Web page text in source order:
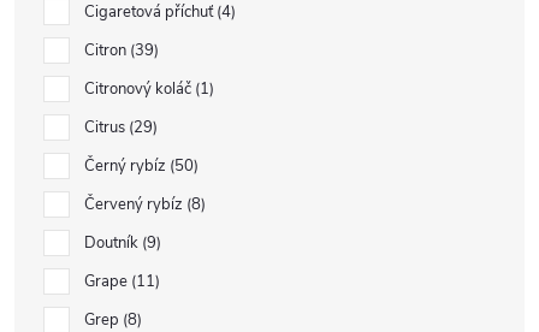
Cigaretová příchuť 4
Citron 39
Citronový koláč 1
Citrus 29
Černý rybíz 50
Červený rybíz 8
Doutník 9
Grape 11
Grep 8